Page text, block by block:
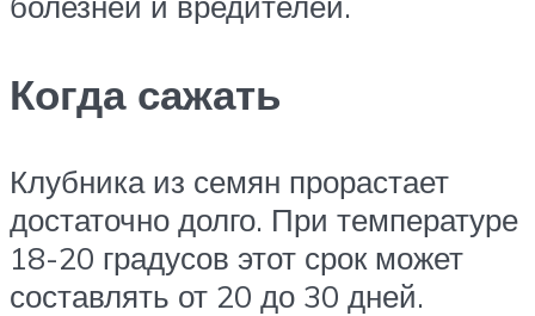
Когда сажать
Клубника из семян прорастает
достаточно долго. При температуре
18-20 градусов этот срок может
составлять от 20 до 30 дней.